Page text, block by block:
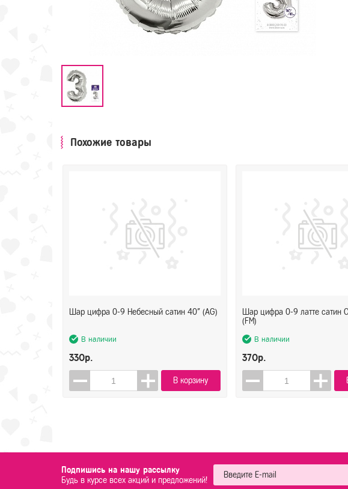
Похожие товары
Шар цифра 0-9 Небесный сатин 40" (AG)
В наличии
330р.
В корзину
Шар цифра 0-9 латте сатин
(FM)
В наличии
370р.
Подпишись на нашу рассылку
Будь в курсе всех акций и предложений!